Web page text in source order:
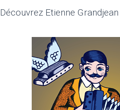
Découvrez Etienne